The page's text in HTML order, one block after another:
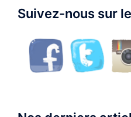
Suivez-nous sur